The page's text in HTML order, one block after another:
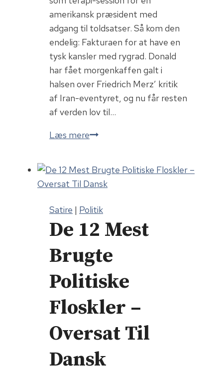
amerikansk præsident med
adgang til toldsatser. Så kom den
endelig: Fakturaen for at have en
tysk kansler med rygrad. Donald
har fået morgenkaffen galt i
halsen over Friedrich Merz’ kritik
af Iran-eventyret, og nu får resten
af verden lov til…
Læs mereFriedrich
Satire | Politik
De 12 Mest
Brugte
Politiske
Floskler –
Oversat Til
Dansk